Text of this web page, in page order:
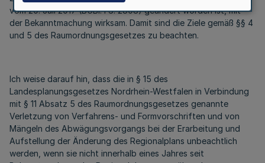
vom 20. Juli 2017 (BGBl. I S. 2808) geändert worden ist, mit
der Bekanntmachung wirksam. Damit sind die Ziele gemäß §§ 4
und 5 des Raumordnungsgesetzes zu beachten.
Ich weise darauf hin, dass die in § 15 des
Landesplanungsgesetzes Nordrhein-Westfalen in Verbindung
mit § 11 Absatz 5 des Raumordnungsgesetzes genannte
Verletzung von Verfahrens- und Formvorschriften und von
Mängeln des Abwägungsvorgangs bei der Erarbeitung und
Aufstellung der Änderung des Regionalplans unbeachtlich
werden, wenn sie nicht innerhalb eines Jahres seit